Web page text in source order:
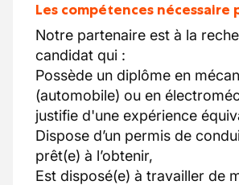
Les compétences nécessaire
Notre partenaire est à la
candidat qui :
Possède un diplôme en
(automobile) ou en
justifie d'une expérience
Dispose d’un permis de
prêt(e) à l’obtenir,
Est disposé(e) à travailler de